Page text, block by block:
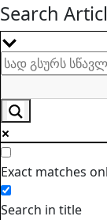
Search
Exact matches
Search in title